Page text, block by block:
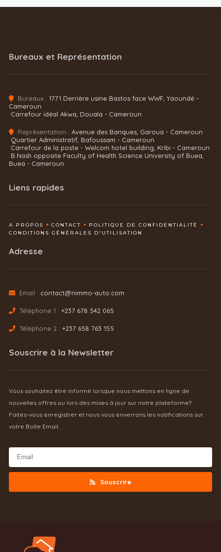
Bureaux et Représentation
Bureaux : 1771 Derrière usine Bastos face WWF, Yaoundé -
Cameroun
Carrefour idéal Akwa, Douala - Cameroun
Représentation : Avenue des Banques, Garoua - Cameroun
Quartier Administratif, Bafoussam - Cameroun
Carrefour de la poste - Welcom hotel building, Kribi - Cameroun
B.Nash opposite Faculty of Health Science University of Buea,
Buea - Cameroun
Liens rapides
A PROPOS CONTACT
POLITIQUE DE CONFIDENTIALITÉ
CONDITIONS GÉNÉRALES D'UTILISATION
Adresse
Email : contact@nimmo-auto.com
Téléphone 1 : +237 678 542 065
Téléphone 2 : +237 658 763 155
Souscrire à la Newsletter
Vous souhaitez être informé lorsque nous mettons en ligne de
nouvelles offres ou lors des mises à jour sur notre plateforme?
Faites-vous enregistrer et nous vous enverrons les notifications sur
votre Boîte Email.
Souscrire